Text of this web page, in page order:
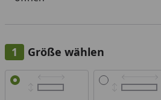
Größe wählen
Alle anzeigen (2)